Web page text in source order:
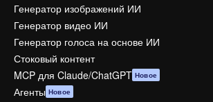
Генератор изображений ИИ
Генератор видео ИИ
Генератор голоса на основе ИИ
Стоковый контент
MCP для Claude/ChatGPT Новое
Агенты Новое